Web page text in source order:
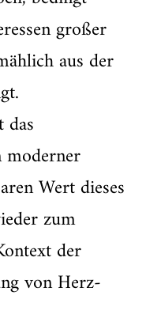
großer
aus der
moderner
Wert dieses
zum
der
von Herz-